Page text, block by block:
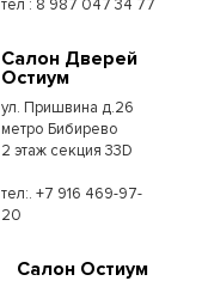
тел : 8 987 047 34 77
Салон Дверей
Остиум
ул. Пришвина д.26
метро Бибирево
2 этаж секция 33D
тел:. +7 916 469-97-
20
Салон Остиум